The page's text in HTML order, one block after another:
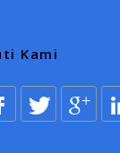
Kami